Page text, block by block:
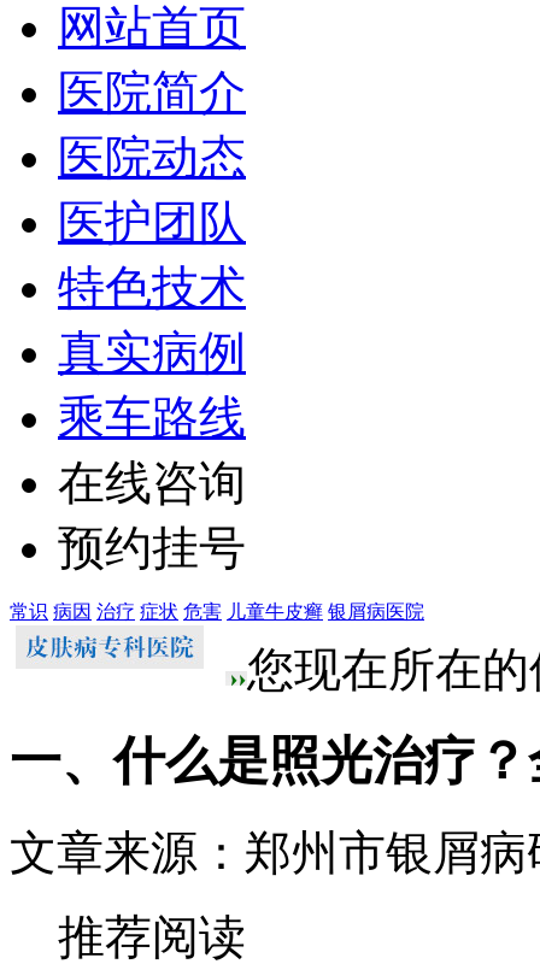
网站首页
医院简介
医院动态
医护团队
特色技术
真实病例
乘车路线
在线咨询
预约挂号
常识 病因 治疗 症状 危害 儿童牛皮癣 银屑病医院
您现在所在
一、什么是照光治疗
文章来源：郑州市银屑病
推荐阅读